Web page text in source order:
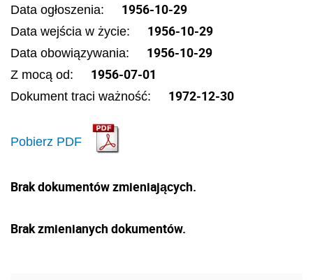
Data ogłoszenia: 1956-10-29
Data wejścia w życie: 1956-10-29
Data obowiązywania: 1956-10-29
Z mocą od: 1956-07-01
Dokument traci ważność: 1972-12-30
Pobierz PDF
Brak dokumentów zmieniających.
Brak zmienianych dokumentów.